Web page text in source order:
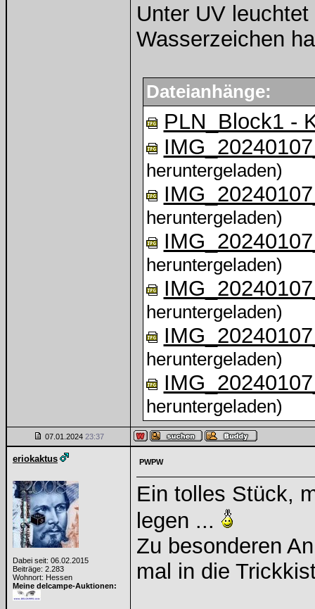
Unter UV
Wasserzeichen
Dateianhänge:
PLN_Block1 -
heruntergeladen)
heruntergeladen)
heruntergeladen)
heruntergeladen)
heruntergeladen)
heruntergeladen)
07.01.2024 23:37
eriokaktus
Dabei seit: 06.02.2015
Beiträge: 2.283
Wohnort: Hessen
Meine delcampe-Auktionen:
PWPW
Ein tolles Stück,
legen ...
Zu besonderen
mal in die